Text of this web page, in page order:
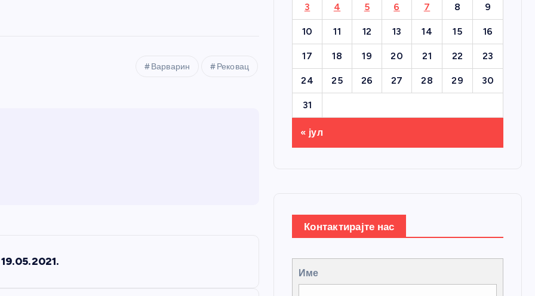
Варварин Рековац
3 4 5 6 7 8 9
10 11 12 13 14 15 16
17 18 19 20 21 22 23
24 25 26 27 28 29 30
31
« јул
Контактирајте нас
Име